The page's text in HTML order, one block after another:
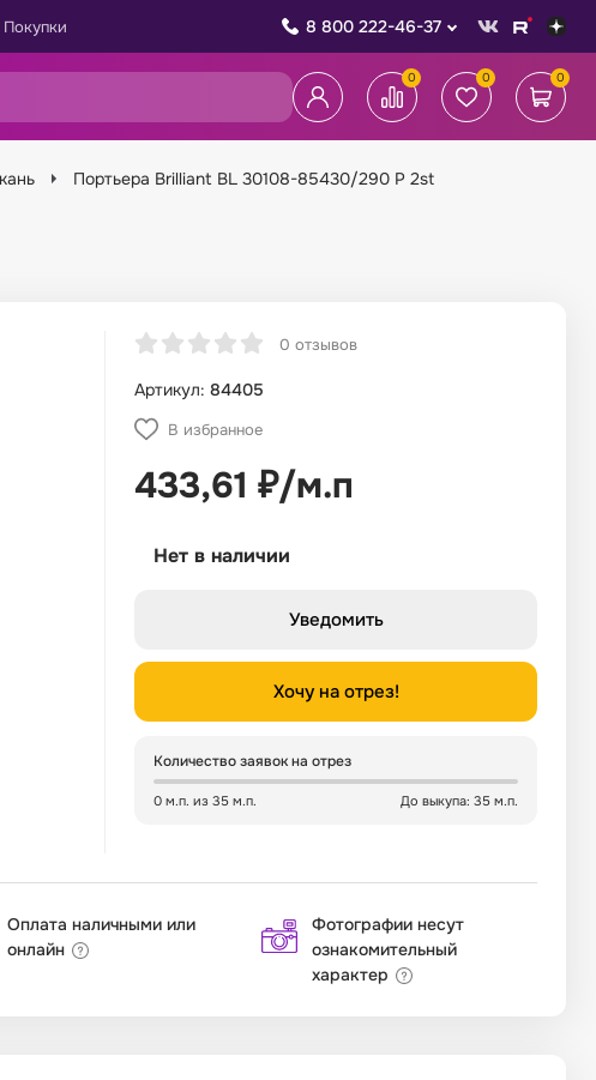
8 800 222-46-37
0 0 0
Портьера Brilliant BL 30108-85430/290 P 2st
0 отзывов
Артикул: 84405
В избранное
433,61 ₽/м.п
Нет в наличии
Уведомить
Хочу на отрез!
Количество заявок на отрез
0 м.п. из 35 м.п. До выкупа: 35 м.п.
Оплата наличными или
онлайн
Фотографии несут
ознакомительный
характер